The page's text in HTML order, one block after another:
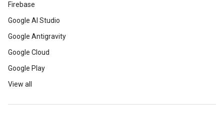
Firebase
Google AI Studio
Google Antigravity
Google Cloud
Google Play
View all